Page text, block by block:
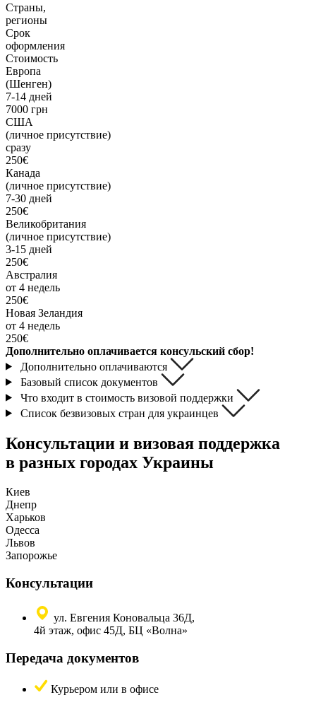
Страны,
регионы
Срок
оформления
Стоимость
Европа
(Шенген)
7-14 дней
7000 грн
США
(личное присутствие)
сразу
250€
Канада
(личное присутствие)
7-30 дней
250€
Великобритания
(личное присутствие)
3-15 дней
250€
Австралия
от 4 недель
250€
Новая Зеландия
от 4 недель
250€
Дополнительно оплачивается консульский сбор!
Дополнительно оплачиваются
Базовый список документов
Что входит в стоимость визовой поддержки
Список безвизовых стран для украинцев
Консультации и визовая поддержка
в разных городах Украины
Киев
Днепр
Харьков
Одесса
Львов
Запорожье
Консультации
ул. Евгения Коновальца 36Д,
4й этаж, офис 45Д, БЦ «Волна»
Передача документов
Курьером или в офисе